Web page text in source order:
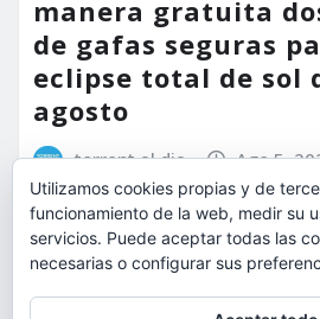
manera gratuita
de gafas seguras
eclipse total de sol
agosto
torrent al dia Ago 5,
Utilizamos cookies propias y de
funcionamiento de la web, medir su
servicios. Puede aceptar todas las
necesarias o configurar sus